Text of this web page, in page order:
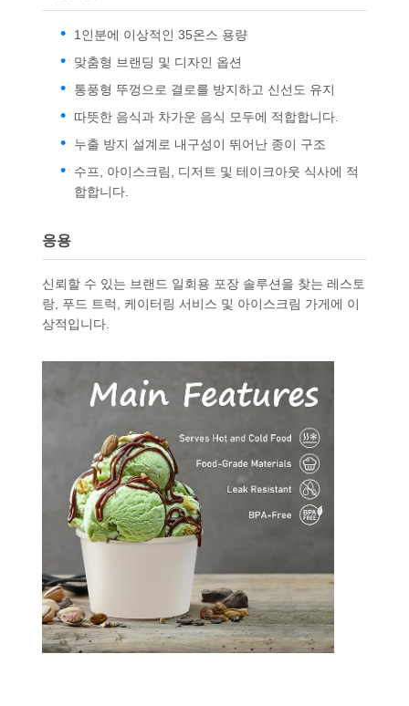
홈 제품
우리 에 관한
공장 투어
1인분에 이상적인 35온스 용량
맞춤형 브랜딩 및 디자인 옵션
통풍형 뚜껑으로 결로를 방지하고 신선도 유지
따뜻한 음식과 차가운 음식 모두에 적합합니다.
누출 방지 설계로 내구성이 뛰어난 종이 구조
수프, 아이스크림, 디저트 및 테이크아웃 식사에 적
합합니다.
응용
신뢰할 수 있는 브랜드 일회용 포장 솔루션을 찾는 레스토
랑, 푸드 트럭, 케이터링 서비스 및 아이스크림 가게에 이
상적입니다.